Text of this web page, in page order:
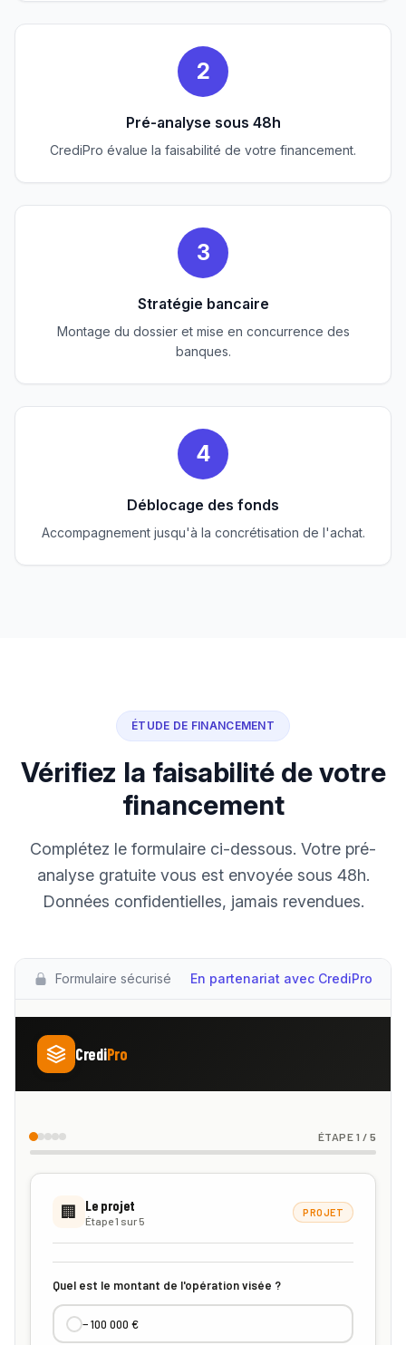
2
Pré-analyse sous 48h
CrediPro évalue la faisabilité de votre financement.
3
Stratégie bancaire
Montage du dossier et mise en concurrence des
banques.
4
Déblocage des fonds
Accompagnement jusqu'à la concrétisation de l'achat.
ÉTUDE DE FINANCEMENT
Vérifiez la faisabilité de votre
financement
Complétez le formulaire ci-dessous. Votre pré-
analyse gratuite vous est envoyée sous 48h.
Données confidentielles, jamais revendues.
Formulaire sécurisé En partenariat avec CrediPro